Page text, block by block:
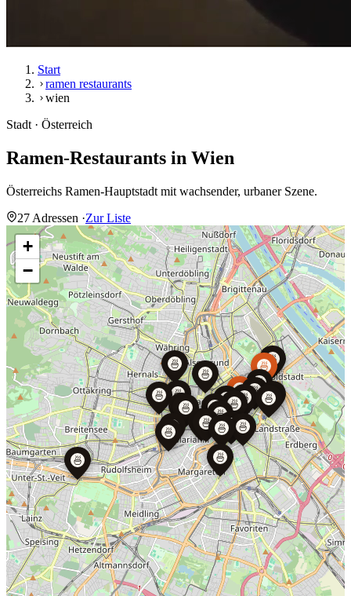
Start
ramen restaurants
wien
Stadt · Österreich
Ramen-Restaurants in Wien
Österreichs Ramen-Hauptstadt mit wachsender, urbaner Szene.
27 Adressen ·Zur Liste
🍜
🍜
🍜
🍜
🍜
🍜
🍜🍜🍜
🍜
🍜
🍜
🍜
🍜
🍜
🍜
🍜
🍜 🍜
🍜
🍜
🍜
🍜
🍜
🍜
🍜
🍜
+
−